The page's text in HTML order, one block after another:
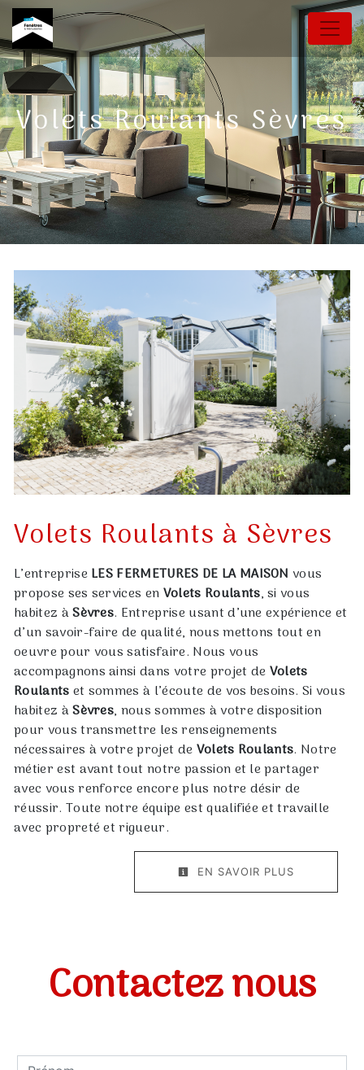
Panneau de gestion des cookies
Volets Roulants Sèvres
Volets Roulants à Sèvres
L’entrepriseLES FERMETURES DE LA MAISON vous
propose ses services enVolets Roulants, si vous
habitez àSèvres. Entreprise usant d’une expérience et
d’un savoir-faire de qualité, nous mettons tout en
oeuvre pour vous satisfaire. Nous vous
accompagnons ainsi dans votre projet deVolets
Roulantset sommes à l’écoute de vos besoins. Si vous
habitez àSèvres, nous sommes à votre disposition
pour vous transmettre les renseignements
nécessaires à votre projet deVolets Roulants. Notre
métier est avant tout notre passion et le partager
avec vous renforce encore plus notre désir de
réussir. Toute notre équipe est qualifiée et travaille
avec propreté et rigueur.
EN SAVOIR PLUS
Contactez nous